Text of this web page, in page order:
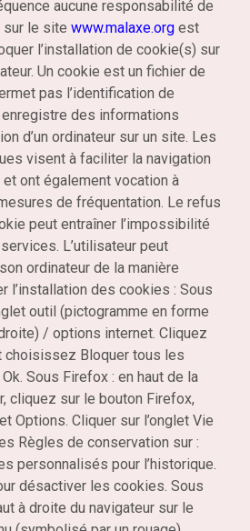
aucune responsabilité de
sur le site www.malaxe.org est
l’installation de cookie(s) sur
Un cookie est un fichier de
pas l’identification de
enregistre des informations
d’un ordinateur sur un site. Les
visent à faciliter la navigation
ont également vocation à
de fréquentation. Le refus
peut entraîner l’impossibilité
L’utilisateur peut
ordinateur de la manière
l’installation des cookies : Sous
outil (pictogramme en forme
/ options internet. Cliquez
choisissez Bloquer tous les
Sous Firefox : en haut de la
cliquez sur le bouton Firefox,
Options. Cliquer sur l’onglet Vie
Règles de conservation sur :
personnalisés pour l’historique.
désactiver les cookies. Sous
à droite du navigateur sur le